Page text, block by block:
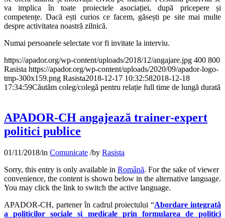
va implica în toate proiectele asociației, după pricepere și
competențe. Dacă ești curios ce facem, găsești pe site mai multe
despre activitatea noastră zilnică.
Numai persoanele selectate vor fi invitate la interviu.
https://apador.org/wp-content/uploads/2018/12/angajare.jpg 400 800
Rasista https://apador.org/wp-content/uploads/2020/09/apador-logo-
tmp-300x159.png Rasista2018-12-17 10:32:582018-12-18
17:34:59Căutăm coleg/colegă pentru relație full time de lungă durată
APADOR-CH angajează trainer-expert
politici publice
01/11/2018/in Comunicate /by Rasista
Sorry, this entry is only available in Română. For the sake of viewer
convenience, the content is shown below in the alternative language.
You may click the link to switch the active language.
APADOR-CH, partener în cadrul proiectului “Abordare integrată
a politicilor sociale și medicale prin formularea de politici